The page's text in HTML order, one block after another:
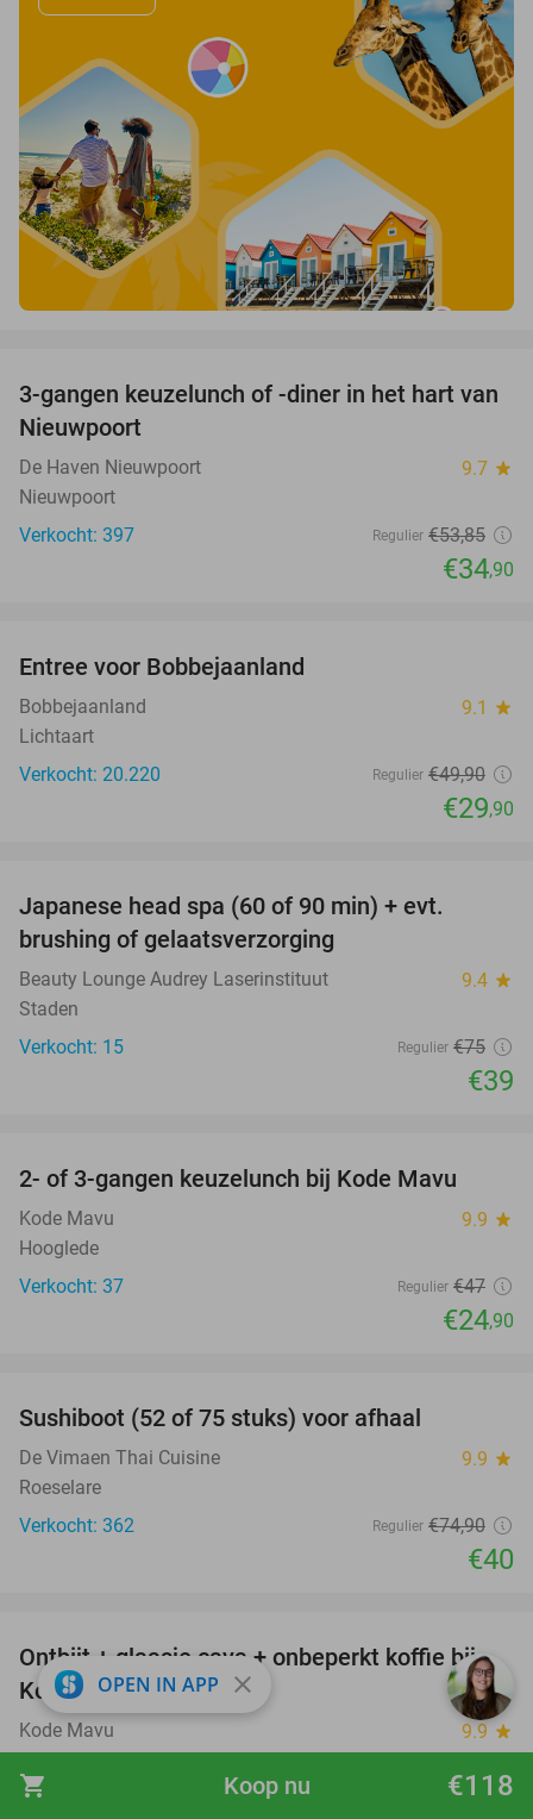
shopping_cart €118
Koop nu
35%
3-gangen keuzelunch of -diner in het hart van
Nieuwpoort
De Haven Nieuwpoort 9.7 star
Nieuwpoort
Verkocht: 397
Regulier €53,85
€34,90
Entree voor Bobbejaanland
Bobbejaanland 9.1 star
Lichtaart
Verkocht: 20.220
Regulier €49,90
€29,90
Japanese head spa (60 of 90 min) + evt.
brushing of gelaatsverzorging
Beauty Lounge Audrey Laserinstituut 9.4 star
Staden
Verkocht: 15
Regulier €75
€39
2- of 3-gangen keuzelunch bij Kode Mavu
Kode Mavu 9.9 star
Hooglede
Verkocht: 37
Regulier €47
€24,90
Sushiboot (52 of 75 stuks) voor afhaal
De Vimaen Thai Cuisine 9.9 star
Roeselare
Verkocht: 362
Regulier €74,90
€40
28%
Ontbijt + glaasje cava + onbeperkt koffie bij
Kode Mavu
Kode Mavu 9.9 star
Hooglede
Verkocht: 52
€25
OPEN IN APP close